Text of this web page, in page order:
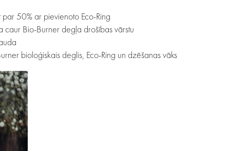
50% ar pievienoto Eco-Ring
caur Bio-Burner degļa drošības vārstu
bioloģiskais deglis, Eco-Ring un dzēšanas vāks